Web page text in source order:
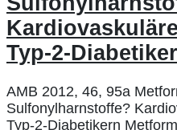
Typ-2-
AMB 2012, 46, 95a
Sulfonylharnstoffe?
Typ-2-Diabetikern